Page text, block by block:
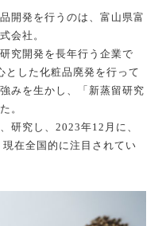
開発を行うのは、富山県富
会社。
究開発を長年行う企業で
とした化粧品廃発を行って
みを生かし、「新蒸留研究
。
研究し、2023年12月に、
在全国的に注目されてい